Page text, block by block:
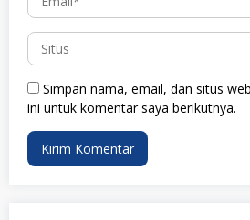
Simpan nama, email, dan situs
ini untuk komentar saya berikutnya.